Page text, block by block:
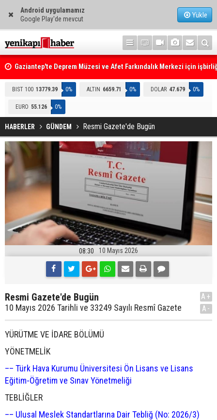
Android uygulamamız
Google Play'de mevcut
Yükle
Gaziantep'te Deprem Müzesi ve Afet Farkındalık Merkezi için
protokolü imzalandı
Resmi Gazete'de Bugün
BIST 100 13779.39 0% ALTIN 6659.71 0% DOLAR 47.679 0%
EURO 55.126 0%
HABERLER GÜNDEM Resmi Gazete'de Bugün
08:30 10 Mayıs 2026
Resmi Gazete'de Bugün
10 Mayıs 2026 Tarihli ve 33249 Sayılı Resmî Gazete
A+
A-
YÜRÜTME VE İDARE BÖLÜMÜ
YÖNETMELİK
–– Türk Hava Kurumu Üniversitesi Ön Lisans ve Lisans
Eğitim-Öğretim ve Sınav Yönetmeliği
TEBLİĞLER
–– Ulusal Meslek Standartlarına Dair Tebliğ (No: 2026/3)